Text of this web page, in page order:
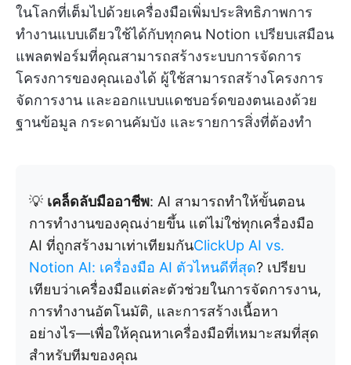
ในโลกที่เต็มไปด้วยเครื่องมือเพิ่มประสิทธิภาพการ
ทำงานแบบเดียวใช้ได้กับทุกคน Notion เปรียบเสมือน
แพลตฟอร์มที่คุณสามารถสร้างระบบการจัดการ
โครงการของคุณเองได้ ผู้ใช้สามารถสร้างโครงการ
จัดการงาน และออกแบบแดชบอร์ดของตนเองด้วย
ฐานข้อมูล กระดานคัมบัง และรายการสิ่งที่ต้องทำ
💡 เคล็ดลับมืออาชีพ: AI สามารถทำให้ขั้นตอน
การทำงานของคุณง่ายขึ้น แต่ไม่ใช่ทุกเครื่องมือ
AI ที่ถูกสร้างมาเท่าเทียมกันClickUp AI vs.
Notion AI: เครื่องมือ AI ตัวไหนดีที่สุด? เปรียบ
เทียบว่าเครื่องมือแต่ละตัวช่วยในการจัดการงาน,
การทำงานอัตโนมัติ, และการสร้างเนื้อหา
อย่างไร—เพื่อให้คุณหาเครื่องมือที่เหมาะสมที่สุด
สำหรับทีมของคุณ